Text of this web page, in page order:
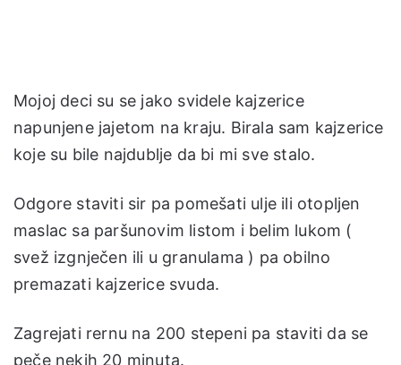
Mojoj deci su se jako svidele kajzerice
napunjene jajetom na kraju. Birala sam kajzerice
koje su bile najdublje da bi mi sve stalo.
Odgore staviti sir pa pomešati ulje ili otopljen
maslac sa paršunovim listom i belim lukom (
svež izgnječen ili u granulama ) pa obilno
premazati kajzerice svuda.
Zagrejati rernu na 200 stepeni pa staviti da se
peče nekih 20 minuta.